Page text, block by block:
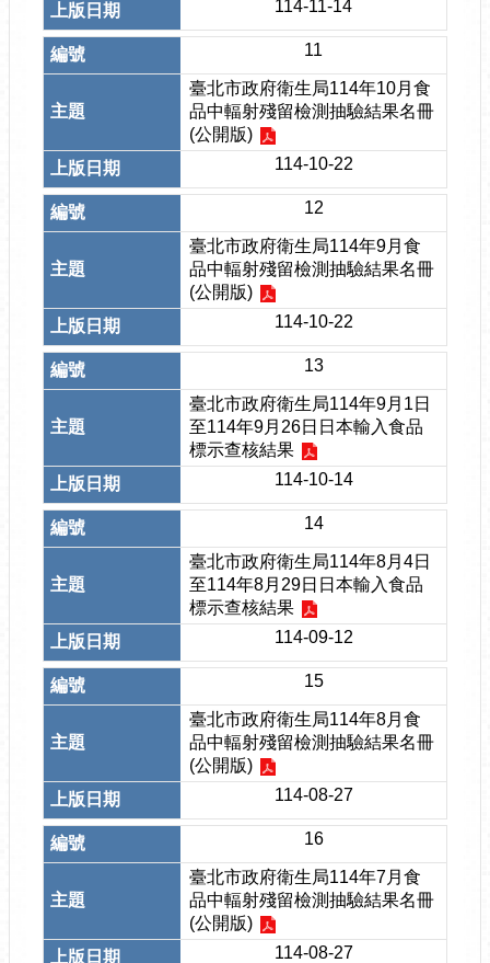
114-11-14
11
臺北市政府衛生局114年10月食
品中輻射殘留檢測抽驗結果名冊
(公開版)
114-10-22
12
臺北市政府衛生局114年9月食
品中輻射殘留檢測抽驗結果名冊
(公開版)
114-10-22
13
臺北市政府衛生局114年9月1日
至114年9月26日日本輸入食品
標示查核結果
114-10-14
14
臺北市政府衛生局114年8月4日
至114年8月29日日本輸入食品
標示查核結果
114-09-12
15
臺北市政府衛生局114年8月食
品中輻射殘留檢測抽驗結果名冊
(公開版)
114-08-27
16
臺北市政府衛生局114年7月食
品中輻射殘留檢測抽驗結果名冊
(公開版)
114-08-27